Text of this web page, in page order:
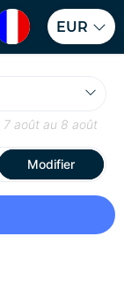
EUR
7 août au 8 août
Modifier